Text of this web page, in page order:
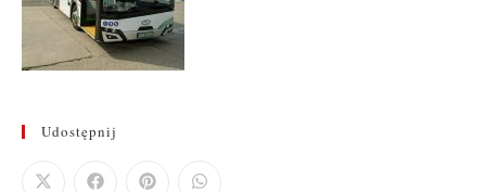
Udostępnij